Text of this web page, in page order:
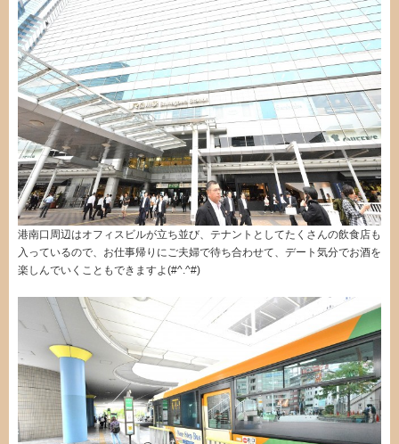
港南口周辺はオフィスビルが立ち並び、テナントとしてたくさんの飲食店も
入っているので、お仕事帰りにご夫婦で待ち合わせて、デート気分でお酒を
楽しんでいくこともできますよ(#^.^#)